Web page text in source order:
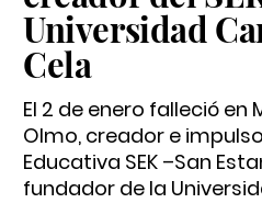
Universidad
Cela
El 2 de enero falleció en
Olmo, creador e
Educativa SEK –San
fundador de la